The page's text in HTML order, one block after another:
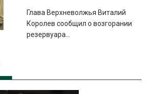
Глава Верхневолжья Виталий
Королев сообщил о возгорании
резервуара...